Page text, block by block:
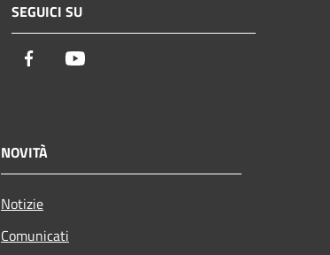
SEGUICI SU
Facebook
NOVITÀ
Notizie
Comunicati